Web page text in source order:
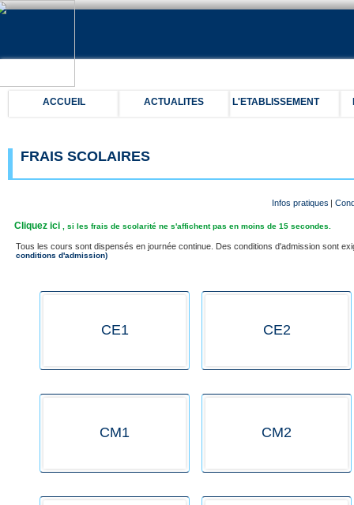
ACCUEIL ACTUALITES L'ETABLISSEMENT
FRAIS SCOLAIRES
|
Infos pratiques
Cliquez ici , si les frais de scolarité ne s'affichent pas en moins de 15 secondes.
Tous les cours sont dispensés en journée continue. Des conditions d'admission sont
conditions d'admission)
CE1 CE2
CM1 CM2